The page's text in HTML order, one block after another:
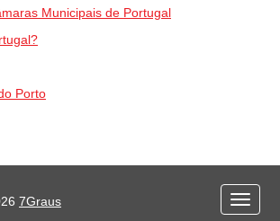
Municipais de Portugal
Porto
7Graus
Menu